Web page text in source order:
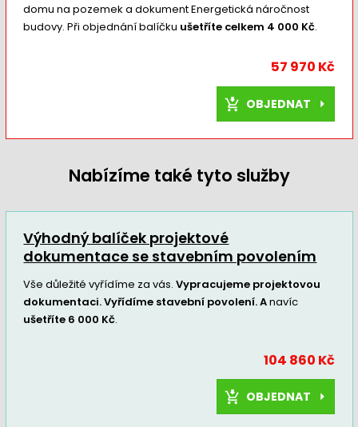
domu na pozemek a dokument Energetická náročnost
budovy. Při objednání balíčku ušetříte celkem 4 000 Kč.
57 970 Kč
OBJEDNAT
Nabízíme také tyto služby
Výhodný balíček projektové
dokumentace se stavebním povolením
Vše důležité vyřídíme za vás.Vypracujeme projektovou
dokumentaci. Vyřídíme stavební povolení. Anavíc
ušetříte 6 000 Kč.
104 860 Kč
OBJEDNAT